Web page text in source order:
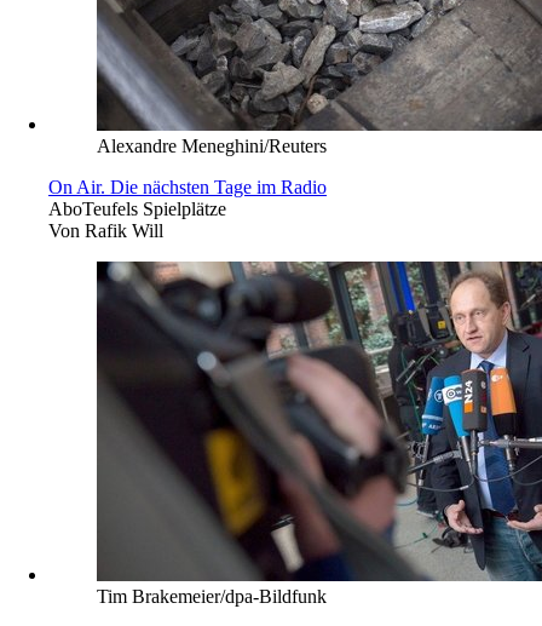
Alexandre Meneghini/Reuters
On Air. Die nächsten Tage im Radio
AboTeufels Spielplätze
Von Rafik Will
Tim Brakemeier/dpa-Bildfunk